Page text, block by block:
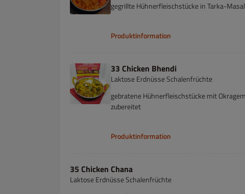
gegrillte Hühnerfleischstücke in Tarka-
Produktinformation
33 Chicken Bhendi
Laktose Erdnüsse Schalenfrüchte
gebratene Hühnerfleischstücke mit
zubereitet
Produktinformation
35 Chicken Chana
Laktose Erdnüsse Schalenfrüchte